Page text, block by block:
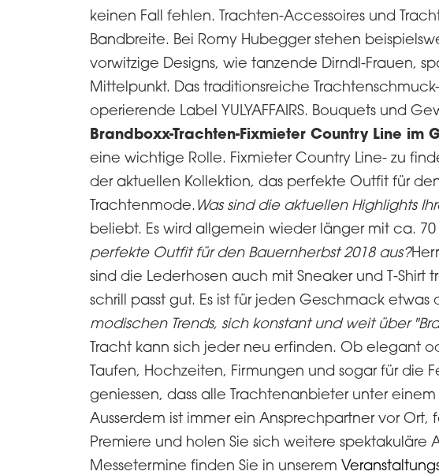
keinen Fall fehlen. Trachten-Accessoires und
Bandbreite. Bei Romy Hubegger stehen
vorwitzige Designs, wie tanzende Dirndl-Frauen,
Mittelpunkt. Das traditionsreiche
operierende Label YULYAFFAIRS. Bouquets und
Brandboxx-Trachten-Fixmieter Country Line im
eine wichtige Rolle. Fixmieter Country Line- zu
der aktuellen Kollektion, das perfekte Outfit für
Trachtenmode.Was sind die aktuellen Highlights
beliebt. Es wird allgemein wieder länger mit ca.
perfekte Outfit für den Bauernherbst 2018 aus?
sind die Lederhosen auch mit Sneaker und T-
schrill passt gut. Es ist für jeden Geschmack etwas
modischen Trends, sich konstant und weit über
Tracht kann sich jeder neu erfinden. Ob elegant
Taufen, Hochzeiten, Firmungen und sogar für die
geniessen, dass alle Trachtenanbieter unter
Ausserdem ist immer ein Ansprechpartner vor
Premiere und holen Sie sich weitere
Messetermine finden Sie in unserem